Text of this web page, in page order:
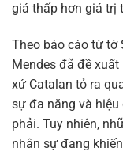
giá thấp hơn giá trị
Theo báo cáo từ tờ
Mendes đã đề
xứ Catalan tỏ ra
sự đa năng và
phải. Tuy nhiên,
nhân sự đang